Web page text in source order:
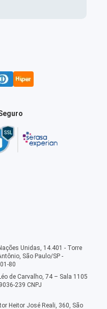
Unidas, 14.401 - Torre
São Paulo/SP -
80
de Carvalho, 74 – Sala 1105
239 CNPJ
Heitor José Reali, 360, São